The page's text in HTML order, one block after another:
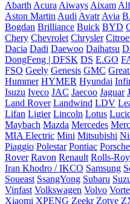
Abarth Acura Aiways Aixam
Aston Martin Audi Avatr Avia
Bogdan Brilliance Buick BYD
Chery Chevrolet Chrysler
Dacia Dadi Daewoo Daihatsu
DongFeng | DFSK DS E.GO
FSO Geely Genesis GMC
Hummer HYMER Hyundai
Isuzu Iveco JAC Jaecoo Jaguar
Land Rover Landwind LDV
Lifan Ligier Lincoln Lotus
Maybach Mazda Mercedes
MIA Electric Mini Mitsubishi
Piaggio Polestar Pontiac Porsche
Rover Ravon Renault Rolls-
Iran Khodro / IKCO Samsung
Soueast SsangYong Subaru
Vinfast Volkswagen Volvo
Xiaomi XPENG Zeekr Zotye